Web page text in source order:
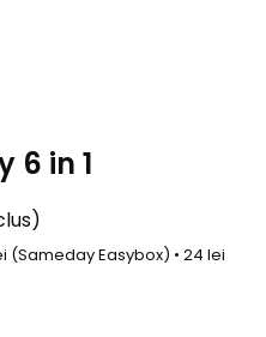
6 in 1
(Sameday Easybox) • 24 lei